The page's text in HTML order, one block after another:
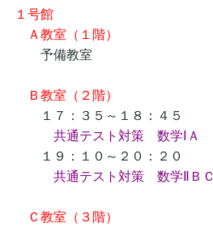
１号館
Ａ教室（１階）
予備教室
Ｂ教室（２階）
１７：３５～１８：４５
共通テスト対策 数学ⅠＡ
１９：１０～２０：２０
共通テスト対策 数学ⅡＢＣ
Ｃ教室（３階）